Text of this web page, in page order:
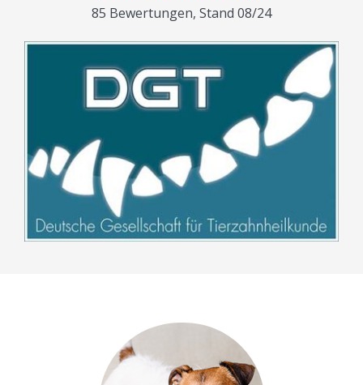
85 Bewertungen, Stand 08/24